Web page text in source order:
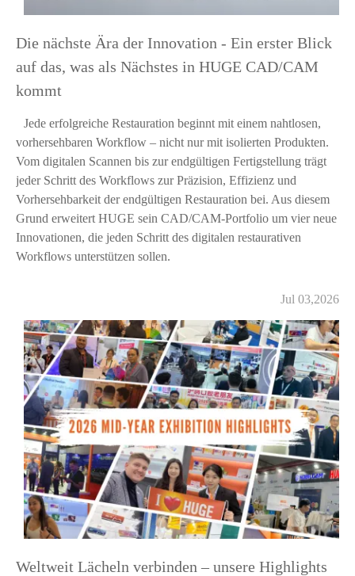
Die nächste Ära der Innovation - Ein erster Blick
auf das, was als Nächstes in HUGE CAD/CAM
kommt
Jede erfolgreiche Restauration beginnt mit einem nahtlosen,
vorhersehbaren Workflow – nicht nur mit isolierten Produkten.
Vom digitalen Scannen bis zur endgültigen Fertigstellung trägt
jeder Schritt des Workflows zur Präzision, Effizienz und
Vorhersehbarkeit der endgültigen Restauration bei. Aus diesem
Grund erweitert HUGE sein CAD/CAM-Portfolio um vier neue
Innovationen, die jeden Schritt des digitalen restaurativen
Workflows unterstützen sollen.
Jul 03,2026
Weltweit Lächeln verbinden – unsere Highlights